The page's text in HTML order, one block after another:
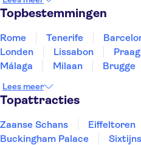
Slovenië
Thailand
Topbestemmingen
Rome Tenerife
Londen
Lissabon Praag
Málaga
Milaan Brugge
Eindhoven
Lees meer
Topattracties
Zaanse Schans Eiffeltoren
Buckingham Palace